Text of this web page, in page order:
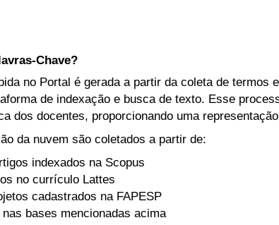
Chave?
no Portal é gerada a partir da coleta de
de indexação e busca de texto. Esse
dos docentes, proporcionando uma
da nuvem são coletados a partir de:
indexados na Scopus
no currículo Lattes
cadastrados na FAPESP
bases mencionadas acima